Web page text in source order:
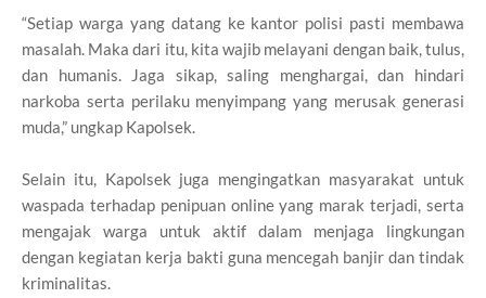
“Setiap warga yang datang ke kantor polisi pasti membawa
masalah. Maka dari itu, kita wajib melayani dengan baik, tulus,
dan humanis. Jaga sikap, saling menghargai, dan hindari
narkoba serta perilaku menyimpang yang merusak generasi
muda,” ungkap Kapolsek.
Selain itu, Kapolsek juga mengingatkan masyarakat untuk
waspada terhadap penipuan online yang marak terjadi, serta
mengajak warga untuk aktif dalam menjaga lingkungan
dengan kegiatan kerja bakti guna mencegah banjir dan tindak
kriminalitas.